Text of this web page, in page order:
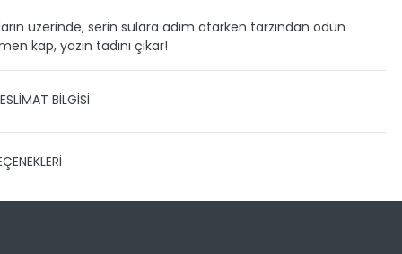
üzerinde, serin sulara adım atarken tarzından ödün
kap, yazın tadını çıkar!
BİLGİSİ
gönderimini anlaşmalı olduğumuz PTT, HEPSİJET ve BOVO
edilir.
takibini nasıl yapabilirim?